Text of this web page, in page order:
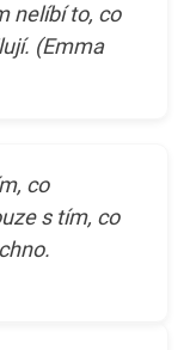
nelíbí to, co
(Emma
co
s tím, co